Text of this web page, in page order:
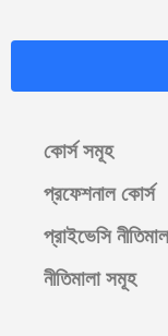
কোর্স সমূহ
প্রফেশনাল কোর্স
প্রাইভেসি
নীতিমালা সমূহ